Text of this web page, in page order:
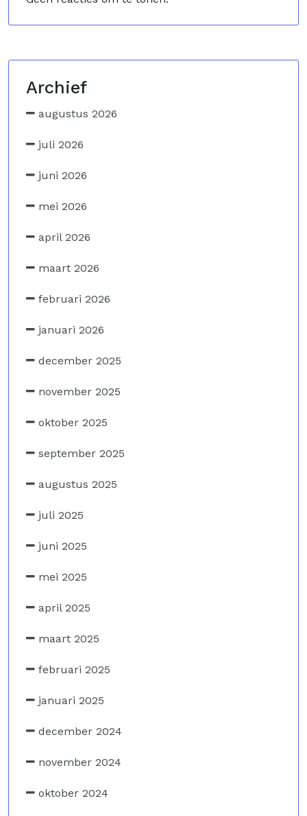
Archief
augustus 2026
juli 2026
juni 2026
mei 2026
april 2026
maart 2026
februari 2026
januari 2026
december 2025
november 2025
oktober 2025
september 2025
augustus 2025
juli 2025
juni 2025
mei 2025
april 2025
maart 2025
februari 2025
januari 2025
december 2024
november 2024
oktober 2024